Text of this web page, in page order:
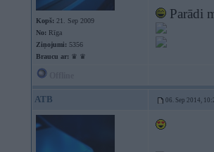
Kopš: 21. Sep 2009
No: Rīga
Ziņojumi: 5356
Braucu ar: ♛ ♛
Parādi
ATB 06. Sep 2014,